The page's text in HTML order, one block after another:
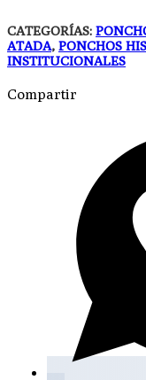
CATEGORÍAS:
ATADA, PONCHOS
INSTITUCIONALES
Compartir